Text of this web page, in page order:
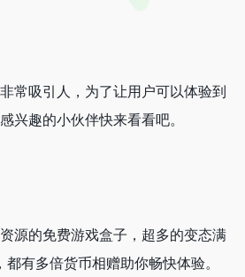
常吸引人，为了让用户可以体验到
兴趣的小伙伴快来看看吧。
源的免费游戏盒子，超多的变态满
有多倍货币相赠助你畅快体验。